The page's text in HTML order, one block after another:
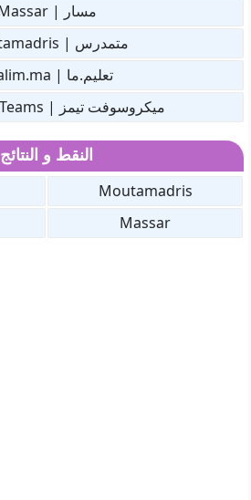
مسار | Massar
متمدرس | Moutamadris
تعليم.ما | Taalim.ma
ميكروسوفت تيمز | Microsoft Teams
النقط و النتائج
Moutamadris
Massar